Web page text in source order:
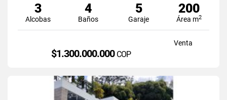
3
Alcobas
4
Baños
5
Garaje
200
Área m2
Venta
$1.300.000.000 COP